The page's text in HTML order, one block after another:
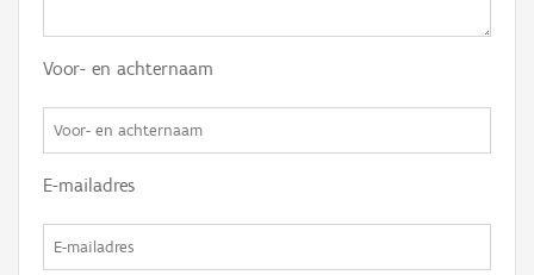
Voor- en achternaam
E-mailadres